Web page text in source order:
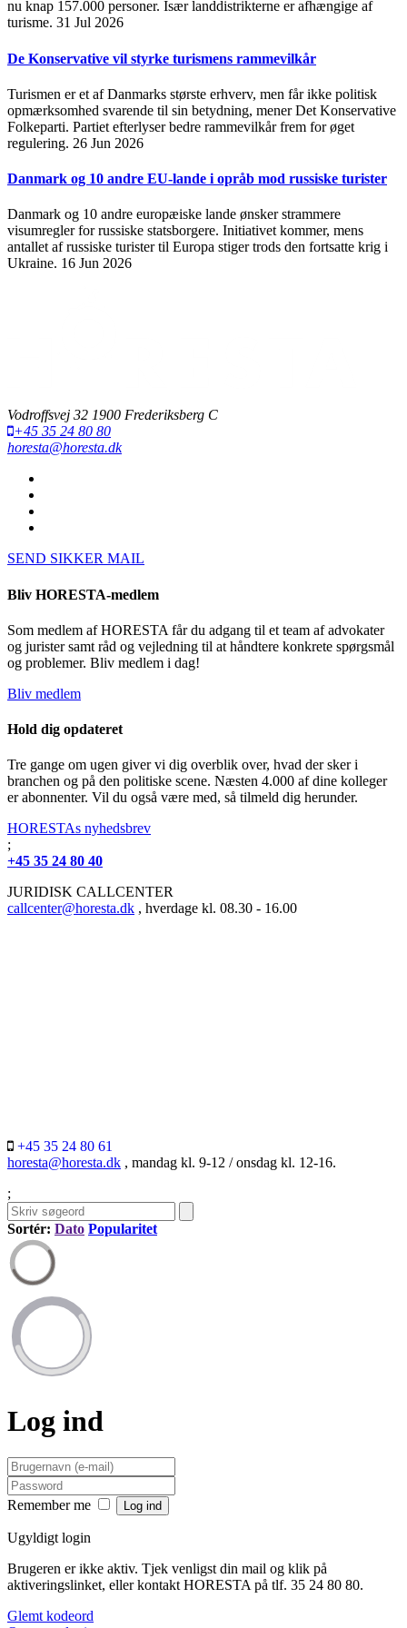
nu knap 157.000 personer. Især landdistrikterne er afhængige af
turisme. 31 Jul 2026
De Konservative vil styrke turismens rammevilkår
Turismen er et af Danmarks største erhverv, men får ikke politisk
opmærksomhed svarende til sin betydning, mener Det Konservative
Folkeparti. Partiet efterlyser bedre rammevilkår frem for øget
regulering. 26 Jun 2026
Danmark og 10 andre EU-lande i opråb mod russiske turister
Danmark og 10 andre europæiske lande ønsker strammere
visumregler for russiske statsborgere. Initiativet kommer, mens
antallet af russiske turister til Europa stiger trods den fortsatte krig i
Ukraine. 16 Jun 2026
Vodroffsvej 32 1900 Frederiksberg C
+45 35 24 80 80
horesta@horesta.dk
SEND SIKKER MAIL
Bliv HORESTA-medlem
Som medlem af HORESTA får du adgang til et team af advokater
og jurister samt råd og vejledning til at håndtere konkrete spørgsmål
og problemer. Bliv medlem i dag!
Bliv medlem
Hold dig opdateret
Tre gange om ugen giver vi dig overblik over, hvad der sker i
branchen og på den politiske scene. Næsten 4.000 af dine kolleger
er abonnenter. Vil du også være med, så tilmeld dig herunder.
HORESTAs nyhedsbrev
;
+45 35 24 80 40
JURIDISK CALLCENTER
callcenter@horesta.dk , hverdage kl. 08.30 - 16.00
+45 35 24 80 61
horesta@horesta.dk , mandag kl. 9-12 / onsdag kl. 12-16.
;
Sortér: Dato Popularitet
Log ind
Remember me
Ugyldigt login
Brugeren er ikke aktiv. Tjek venligst din mail og klik på
aktiveringslinket, eller kontakt HORESTA på tlf. 35 24 80 80.
Glemt kodeord